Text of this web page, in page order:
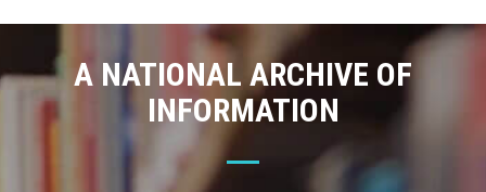
A NATIONAL ARCHIVE OF
INFORMATION